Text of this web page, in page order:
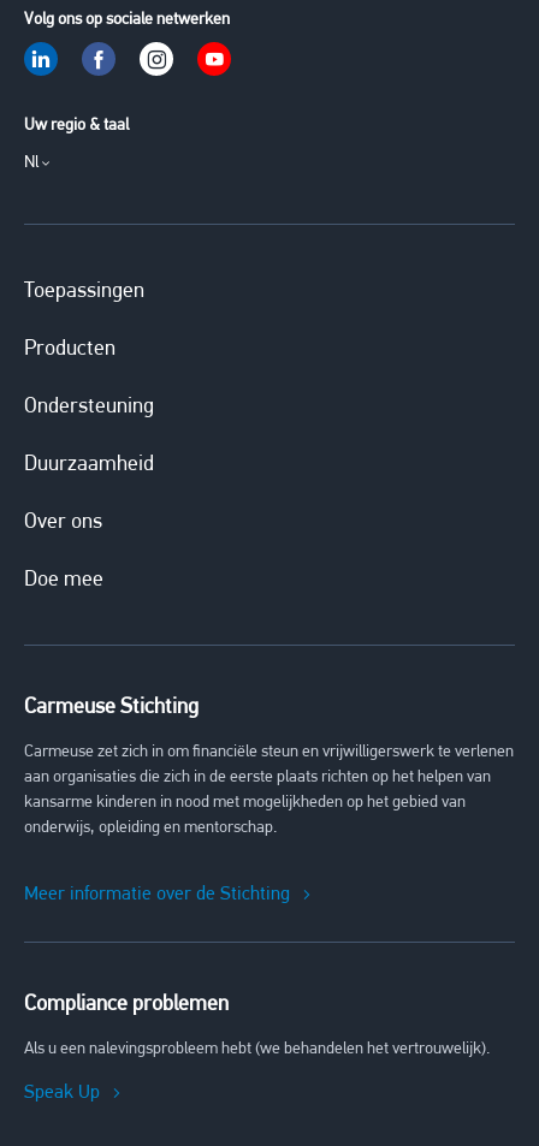
Volg ons op sociale netwerken
Uw regio & taal
Nl
Toepassingen
Producten
Ondersteuning
Duurzaamheid
Over ons
Doe mee
Carmeuse Stichting
Carmeuse zet zich in om financiële steun en vrijwilligerswerk te verlenen
aan organisaties die zich in de eerste plaats richten op het helpen van
kansarme kinderen in nood met mogelijkheden op het gebied van
onderwijs, opleiding en mentorschap.
Meer informatie over de Stichting
Compliance problemen
Als u een nalevingsprobleem hebt (we behandelen het vertrouwelijk).
Speak Up